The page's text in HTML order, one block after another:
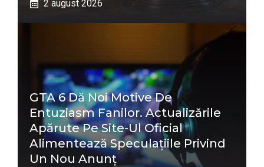
2 august 2026
GTA 6 Dă Noi Motive De
Entuziasm Fanilor. Actualizările
Apărute Pe Site-Ul Oficial
Alimentează Speculațiile Privind
Un Nou Anunț